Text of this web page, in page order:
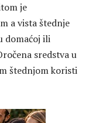
je
a vista štednje
domaćoj ili
sredstva u
štednjom koristi